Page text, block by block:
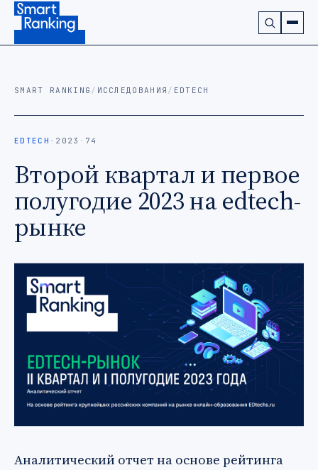
Подписаться на наш канал в Telegram (откроется в
SMART RANKING / ИССЛЕДОВАНИЯ / EDTECH
EDTECH · 2023 · 74
Второй квартал и первое
полугодие 2023 на edtech-
рынке
Аналитический отчет на основе рейтинга